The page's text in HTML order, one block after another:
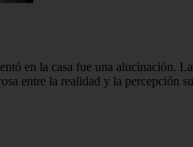
en la casa fue una alucinación.
entre la realidad y la percepción